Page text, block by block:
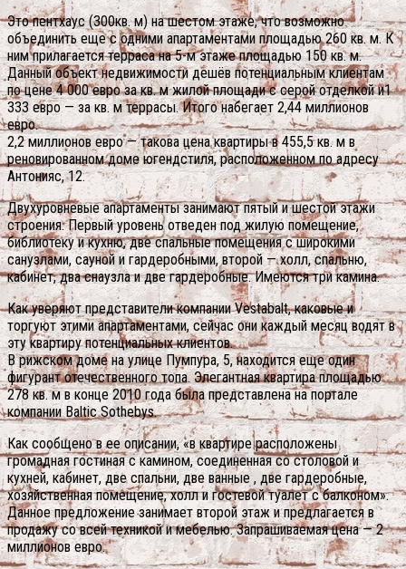
Это пентхаус (300кв. м) на шестом этаже, что возможно
объединить еще с одними апартаментами площадью 260 кв. м. К
ним прилагается терраса на 5-м этаже площадью 150 кв. м.
Данный объект недвижимости дешёв потенциальным клиентам
по цене 4 000 евро за кв. м жилой площади с серой отделкой и1
333 евро — за кв. м террасы. Итого набегает 2,44 миллионов
евро.
2,2 миллионов евро — такова цена квартиры в 455,5 кв. м в
реновированном доме югендстиля, расположенном по адресу
Антонияс, 12.
Двухуровневые апартаменты занимают пятый и шестой этажи
строения. Первый уровень отведен под жилую помещение,
библиотеку и кухню, две спальные помещения с широкими
санузлами, сауной и гардеробными, второй — холл, спальню,
кабинет, два снаузла и две гардеробные. Имеются три камина.
Как уверяют представители компании Vestabalt, каковые и
торгуют этими апартаментами, сейчас они каждый месяц водят в
эту квартиру потенциальных клиентов.
В рижском доме на улице Пумпура, 5, находится еще один
фигурант отечественного топа. Элегантная квартира площадью
278 кв. м в конце 2010 года была представлена на портале
компании Baltic Sothebys.
Как сообщено в ее описании, «в квартире расположены
громадная гостиная с камином, соединенная со столовой и
кухней, кабинет, две спальни, две ванные , две гардеробные,
хозяйственная помещение, холл и гостевой туалет с балконом».
Данное предложение занимает второй этаж и предлагается в
продажу со всей техникой и мебелью. Запрашиваемая цена — 2
миллионов евро.